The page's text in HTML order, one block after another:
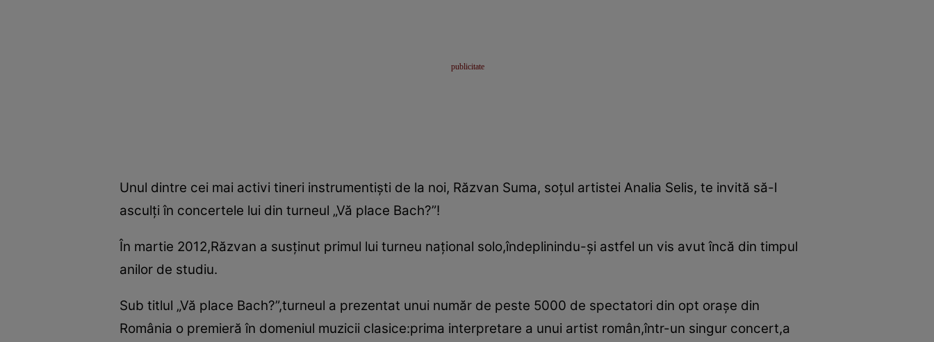
Unul dintre cei mai activi tineri instrumentişti de la noi, Răzvan Suma, soţul artistei Analia Selis, te invită să-l
asculţi în concertele lui din turneul „Vă place Bach?”!
În martie 2012,Răzvan a susţinut primul lui turneu naţional solo,îndeplinindu-şi astfel un vis avut încă din timpul
anilor de studiu.
Sub titlul „Vă place Bach?”,turneul a prezentat unui număr de peste 5000 de spectatori din opt oraşe din
România o premieră în domeniul muzicii clasice:prima interpretare a unui artist român,într-un singur concert,a